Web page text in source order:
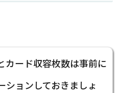
カード収容枚数は事前に
ションしておきましょ